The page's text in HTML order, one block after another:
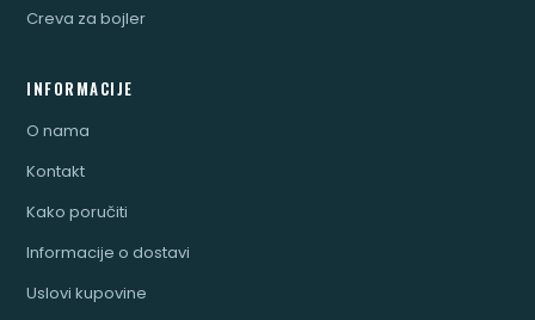
Creva za bojler
INFORMACIJE
O nama
Kontakt
Kako poručiti
Informacije o dostavi
Uslovi kupovine